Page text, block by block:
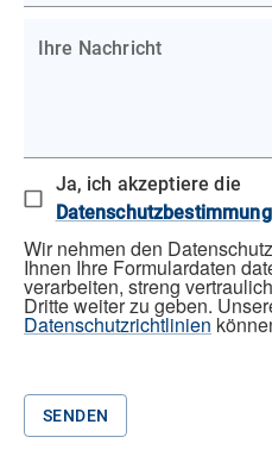
Ihre Nachricht
Ja, ich akzeptiere die
Wir nehmen den
Ihnen Ihre Formulardaten
verarbeiten, streng
Dritte weiter zu geben.
Datenschutzrichtlinien
SENDEN